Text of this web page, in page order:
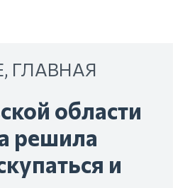
, ГЛАВНАЯ
области
решила
и